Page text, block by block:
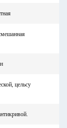
цельсу